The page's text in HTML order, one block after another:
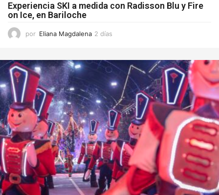
Experiencia SKI a medida con Radisson Blu y Fire
on Ice, en Bariloche
por Eliana Magdalena 2 días
a